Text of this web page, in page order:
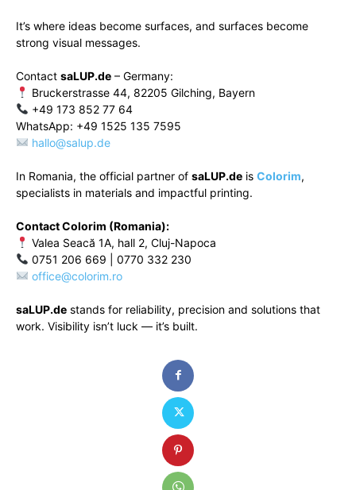
It’s where ideas become surfaces, and surfaces become
strong visual messages.
Contact saLUP.de – Germany:
Bruckerstrasse 44, 82205 Gilching, Bayern
+49 173 852 77 64
WhatsApp: +49 1525 135 7595
hallo@salup.de
In Romania, the official partner of saLUP.de is Colorim,
specialists in materials and impactful printing.
Contact Colorim (Romania):
Valea Seacă 1A, hall 2, Cluj-Napoca
0751 206 669 | 0770 332 230
office@colorim.ro
saLUP.de stands for reliability, precision and solutions that
work. Visibility isn’t luck — it’s built.